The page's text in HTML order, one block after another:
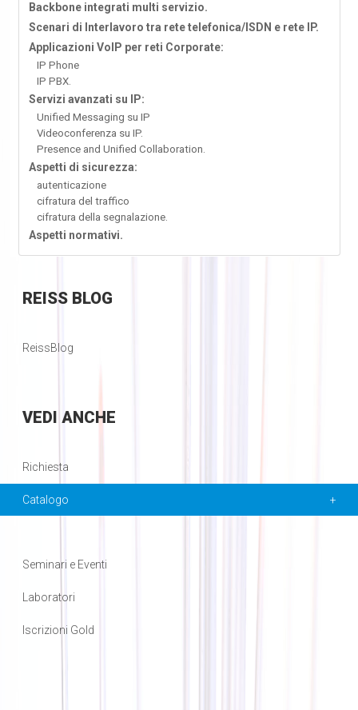
Backbone integrati multi servizio.
Scenari di Interlavoro tra rete telefonica/ISDN e rete IP.
Applicazioni VoIP per reti Corporate:
IP Phone
IP PBX.
Servizi avanzati su IP:
Unified Messaging su IP
Videoconferenza su IP.
Presence and Unified Collaboration.
Aspetti di sicurezza:
autenticazione
cifratura del traffico
cifratura della segnalazione.
Aspetti normativi.
REISSBLOG
ReissBlog
VEDI ANCHE
Richiesta
Catalogo
Seminari e Eventi
Laboratori
Iscrizioni Gold